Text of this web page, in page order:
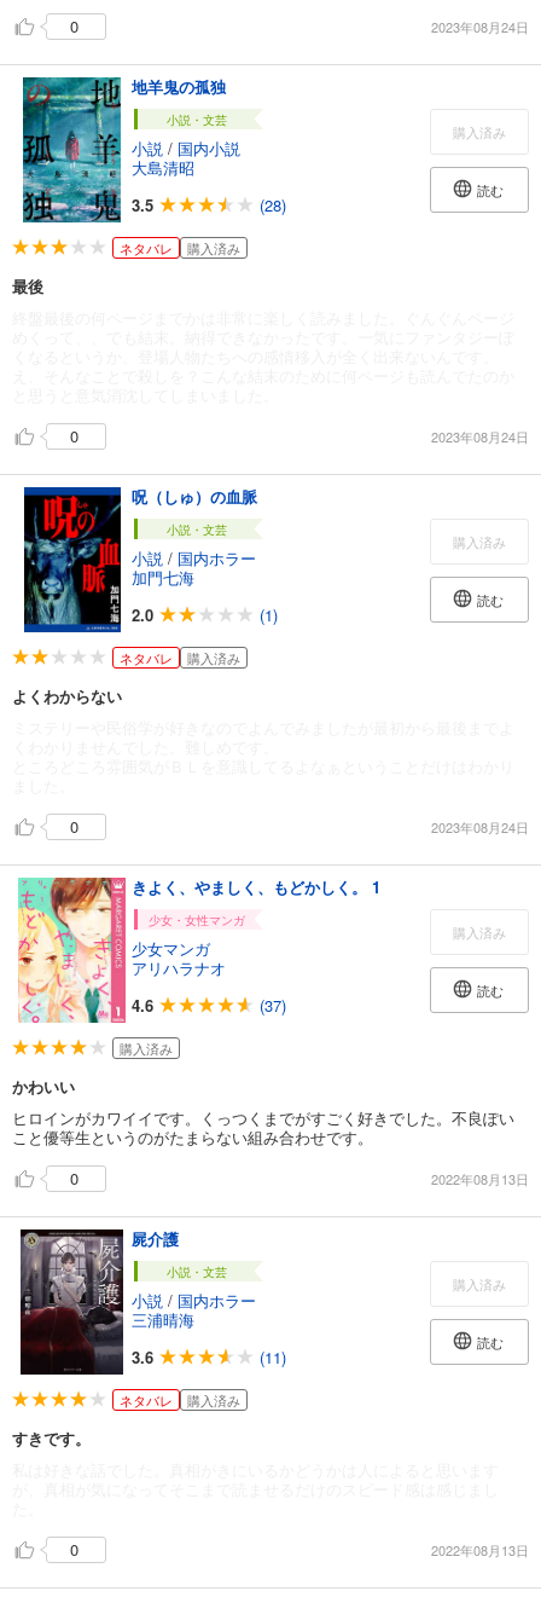
0
2023年08月24日
地羊鬼の孤独
小説・文芸
小説 / 国内小説
大島清昭
3.5
(28)
購入済み
読む
ネタバレ 購入済み
最後
0
2023年08月24日
呪（しゅ）の血脈
小説・文芸
小説 / 国内ホラー
加門七海
2.0
(1)
購入済み
読む
ネタバレ 購入済み
よくわからない
0
2023年08月24日
きよく、やましく、もどかしく。 1
少女・女性マンガ
少女マンガ
アリハラナオ
4.6
(37)
購入済み
読む
購入済み
かわいい
ヒロインがカワイイです。くっつくまでがすごく好きでした。不良ぽい
こと優等生というのがたまらない組み合わせです。
0
2022年08月13日
屍介護
小説・文芸
小説 / 国内ホラー
三浦晴海
3.6
(11)
購入済み
読む
ネタバレ 購入済み
すきです。
0
2022年08月13日